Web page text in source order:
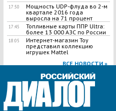
17:50
Мощность UDP-флуда во 2-м
квартале 2016 года
выросла на 71 процент
17:45
Топливные карты ППР Ultra:
более 13 000 АЗС по России
18:05
Интернет-магазин Toy
представил коллекцию
игрушек Mattel
ВСЕ НОВОСТИ »